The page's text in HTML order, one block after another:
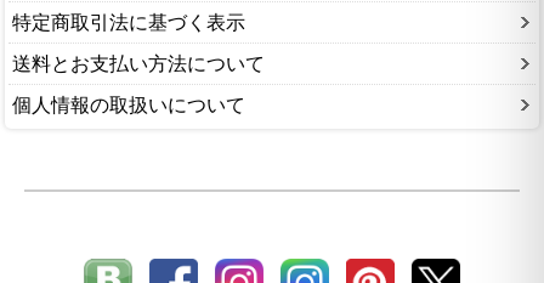
特定商取引法に基づく表示
送料とお支払い方法について
個人情報の取扱いについて